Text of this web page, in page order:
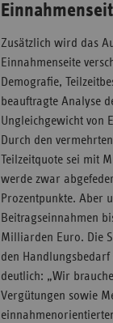
Zusätzlich wird das
Einnahmenseite
Demografie,
beauftragte Analyse
Ungleichgewicht von
Durch den
Teilzeitquote sei mit
werde zwar
Prozentpunkte. Aber
Beitragseinnahmen
Milliarden Euro. Die
den
deutlich: „Wir
Vergütungen sowie